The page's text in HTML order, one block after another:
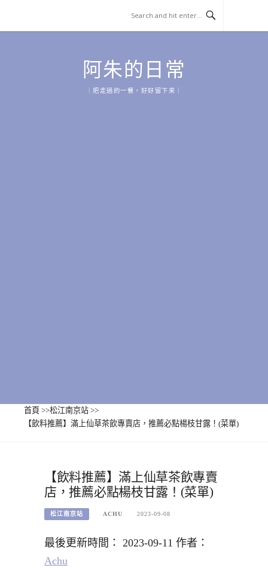
content
阿朱的日常
｜把走過的一餐，好好留下來｜
首頁 >>松江南京站 >>
【飲料推薦】滿上仙草茶飲專賣店，推薦必點楊枝甘露！(菜單)
【飲料推薦】滿上仙草茶飲專賣
店，推薦必點楊枝甘露！(菜單)
松江南京站 ACHU 2023-09-08
最後更新時間： 2023-09-11 作者：
Achu